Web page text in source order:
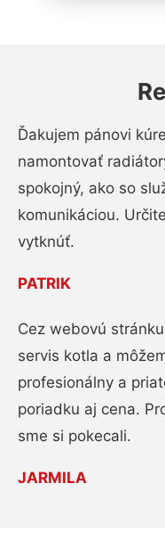
Ďakujem pánovi
namontovať
spokojný, ako so
komunikáciou.
vytknúť.
PATRIK
Cez webovú
servis kotla a
profesionálny a
poriadku aj cena.
sme si pokecali.
JARMILA